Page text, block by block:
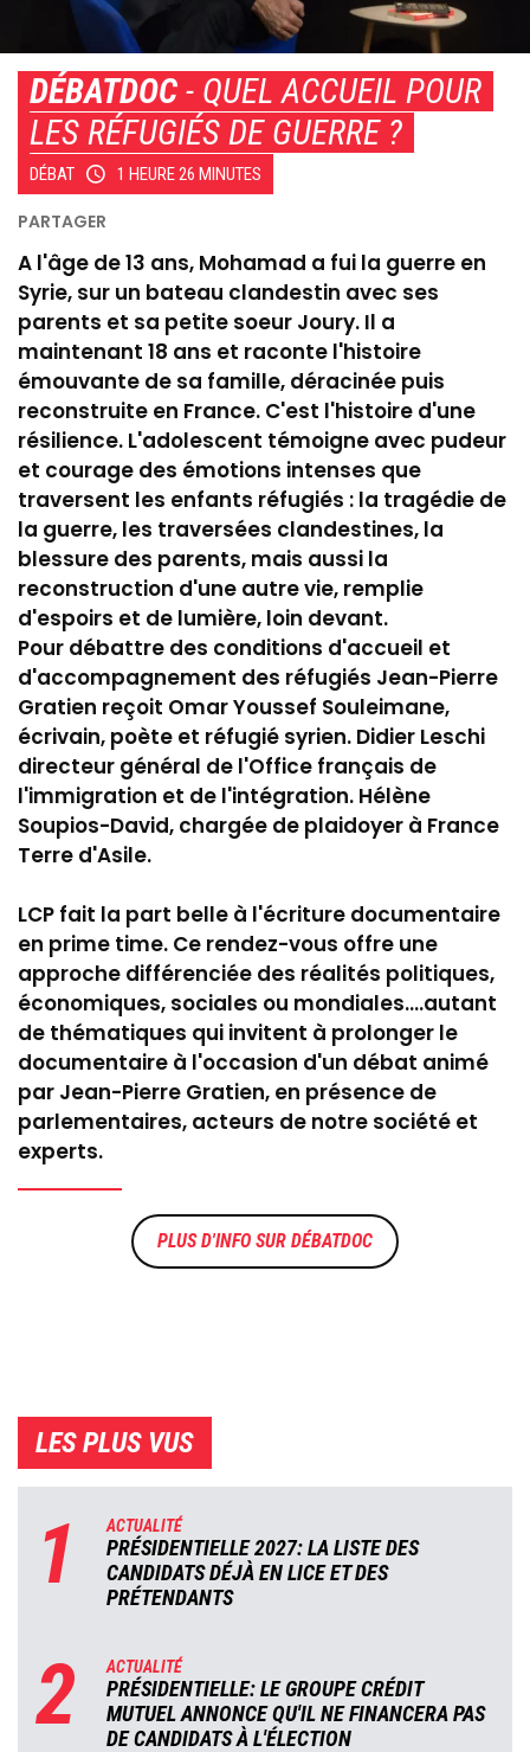
DÉBATDOC - QUEL ACCUEIL POUR
LES RÉFUGIÉS DE GUERRE ?
DÉBAT 1 HEURE 26 MINUTES
A l'âge de 13 ans, Mohamad a fui la guerre en
Syrie, sur un bateau clandestin avec ses
parents et sa petite soeur Joury. Il a
maintenant 18 ans et raconte l'histoire
émouvante de sa famille, déracinée puis
reconstruite en France. C'est l'histoire d'une
résilience. L'adolescent témoigne avec pudeur
et courage des émotions intenses que
traversent les enfants réfugiés : la tragédie de
la guerre, les traversées clandestines, la
blessure des parents, mais aussi la
reconstruction d'une autre vie, remplie
d'espoirs et de lumière, loin devant.
Pour débattre des conditions d'accueil et
d'accompagnement des réfugiés Jean-Pierre
Gratien reçoit Omar Youssef Souleimane,
écrivain, poète et réfugié syrien. Didier Leschi
directeur général de l'Office français de
l'immigration et de l'intégration. Hélène
Soupios-David, chargée de plaidoyer à France
Terre d'Asile.
LCP fait la part belle à l'écriture documentaire
en prime time. Ce rendez-vous offre une
approche différenciée des réalités politiques,
économiques, sociales ou mondiales....autant
de thématiques qui invitent à prolonger le
documentaire à l'occasion d'un débat animé
par Jean-Pierre Gratien, en présence de
parlementaires, acteurs de notre société et
experts.
DÉBATDOC
LES PLUS VUS
1 ACTUALITÉ
PRÉSIDENTIELLE 2027: LA LISTE DES
CANDIDATS DÉJÀ EN LICE ET DES
PRÉTENDANTS
2 ACTUALITÉ
PRÉSIDENTIELLE: LE GROUPE CRÉDIT
MUTUEL ANNONCE QU'IL NE FINANCERA PAS
DE CANDIDATS À L'ÉLECTION